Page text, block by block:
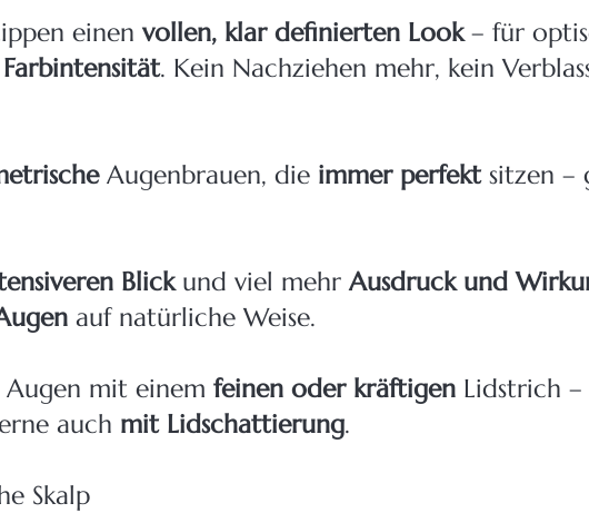
einen vollen, klar definierten Look– für
. Kein Nachziehen mehr, kein
Augenbrauen, die immer perfektsitzen –
Blickund viel mehrAusdruck und
auf natürliche Weise.
Augen mit einem feinen oder kräftigen Lidstrich
auch mit Lidschattierung.
Skalp